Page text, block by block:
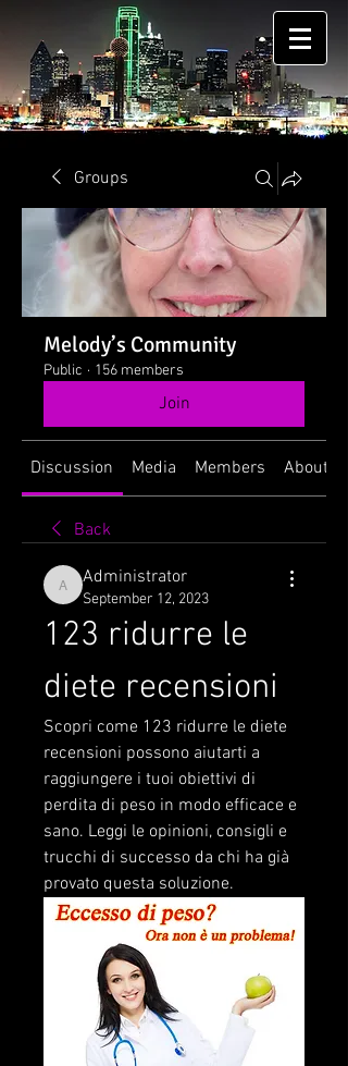
Groups
Melody’s Community
Public · 156 members
Join
Discussion Media Members About
Back
Administrator
Administrator
September 12, 2023
123 ridurre le
diete recensioni
Scopri come 123 ridurre le diete
recensioni possono aiutarti a
raggiungere i tuoi obiettivi di
perdita di peso in modo efficace e
sano. Leggi le opinioni, consigli e
trucchi di successo da chi ha già
provato questa soluzione.